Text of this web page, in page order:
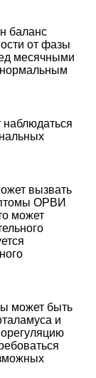
баланс
от фазы
месячными
вызвать
ОРВИ
может
может быть
и